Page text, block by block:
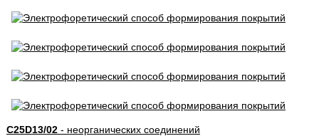
C25D13/02- неорганических соединений